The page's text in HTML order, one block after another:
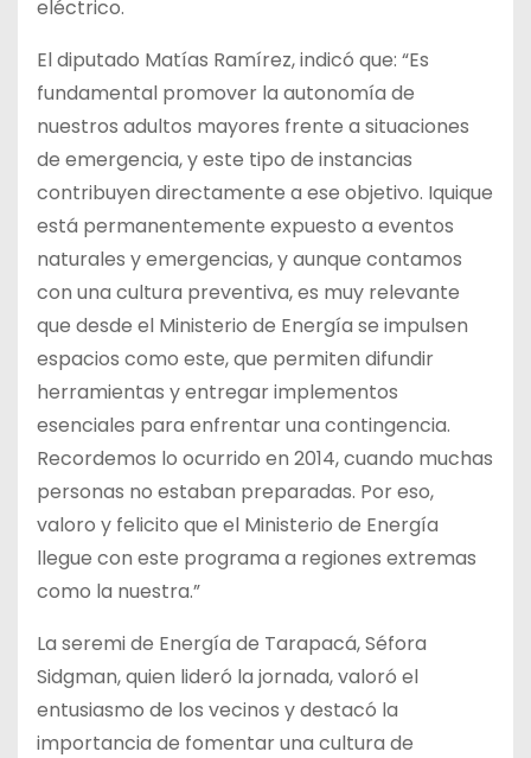
eléctrico.
El diputado Matías Ramírez, indicó que: “Es
fundamental promover la autonomía de
nuestros adultos mayores frente a situaciones
de emergencia, y este tipo de instancias
contribuyen directamente a ese objetivo. Iquique
está permanentemente expuesto a eventos
naturales y emergencias, y aunque contamos
con una cultura preventiva, es muy relevante
que desde el Ministerio de Energía se impulsen
espacios como este, que permiten difundir
herramientas y entregar implementos
esenciales para enfrentar una contingencia.
Recordemos lo ocurrido en 2014, cuando muchas
personas no estaban preparadas. Por eso,
valoro y felicito que el Ministerio de Energía
llegue con este programa a regiones extremas
como la nuestra.”
La seremi de Energía de Tarapacá, Séfora
Sidgman, quien lideró la jornada, valoró el
entusiasmo de los vecinos y destacó la
importancia de fomentar una cultura de